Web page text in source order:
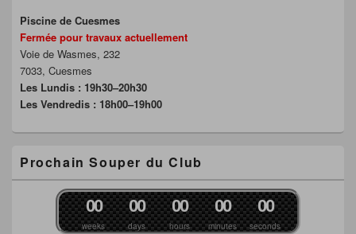
Piscine de Cuesmes
Fermée pour travaux actuellement
Voie de Wasmes, 232
7033, Cuesmes
Les Lundis : 19h30–20h30
Les Vendredis : 18h00–19h00
Prochain Souper du Club
weeks
00
days
00
hours
00
minutes
00
seconds
00